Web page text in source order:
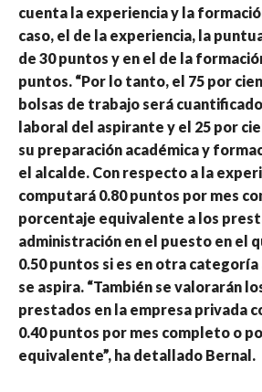
cuenta la experiencia y la
caso, el de la experiencia, la
de 30 puntos y en el de la
puntos. “Por lo tanto, el 75 por
bolsas de trabajo será
laboral del aspirante y el 25 por
su preparación académica y
el alcalde. Con respecto a la
computará 0.80 puntos por mes
porcentaje equivalente a los
administración en el puesto en el
0.50 puntos si es en otra
se aspira. “También se valorarán
prestados en la empresa privada
0.40 puntos por mes completo o
equivalente”, ha detallado Bernal.